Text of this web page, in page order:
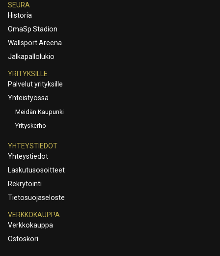
SEURA
Historia
OmaSp Stadion
Wallsport Areena
Jalkapallolukio
YRITYKSILLE
Palvelut yrityksille
Yhteistyössä
Meidän Kaupunki
Yrityskerho
YHTEYSTIEDOT
Yhteystiedot
Laskutusosoitteet
Rekrytointi
Tietosuojaseloste
VERKKOKAUPPA
Verkkokauppa
Ostoskori